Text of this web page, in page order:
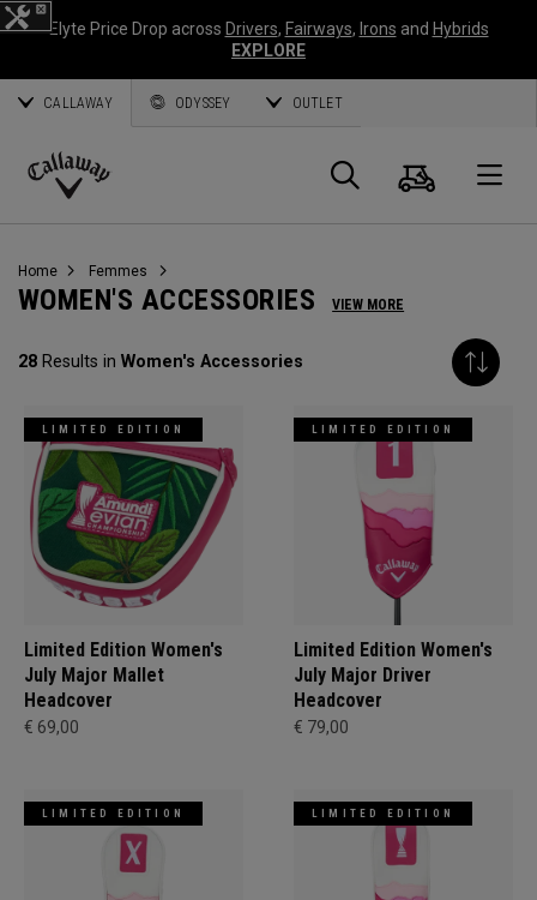
Elyte Price Drop across Drivers, Fairways, Irons and Hybrids
EXPLORE
CALLAWAY ODYSSEY OUTLET
Callaway
Panier
Home Femmes
WOMEN'S ACCESSORIES VIEW MORE
28 Results in Women's Accessories
LIMITED EDITION
Limited Edition Women's
July Major Mallet
Headcover
€ 69,00
LIMITED EDITION
Limited Edition Women's
July Major Driver
Headcover
€ 79,00
LIMITED EDITION LIMITED EDITION